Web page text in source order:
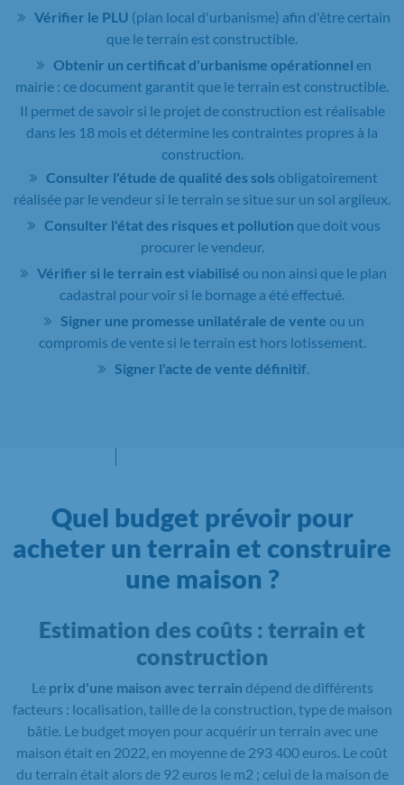
Vérifier le PLU (plan local d'urbanisme) afin d'être certain
que le terrain est constructible.
Obtenir un certificat d'urbanisme opérationnel en
mairie : ce document garantit que le terrain est constructible.
Il permet de savoir si le projet de construction est réalisable
dans les 18 mois et détermine les contraintes propres à la
construction.
Consulter l'étude de qualité des sols obligatoirement
réalisée par le vendeur si le terrain se situe sur un sol argileux.
Consulter l'état des risques et pollution que doit vous
procurer le vendeur.
Vérifier si le terrain est viabilisé ou non ainsi que le plan
cadastral pour voir si le bornage a été effectué.
Signer une promesse unilatérale de vente ou un
compromis de vente si le terrain est hors lotissement.
Signer l'acte de vente définitif
Quel budget prévoir pour
acheter un terrain et construire
une maison ?
Estimation des coûts : terrain et
construction
Le prix d'une maison avec terrain dépend de différents
facteurs : localisation, taille de la construction, type de maison
bâtie. Le budget moyen pour acquérir un terrain avec une
maison était en 2022, en moyenne de 293 400 euros. Le coût
du terrain était alors de 92 euros le m2 ; celui de la maison de